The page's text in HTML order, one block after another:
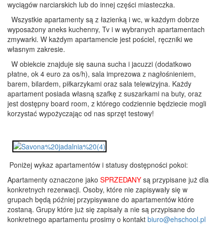
wyciągów narciarskich lub do innej części miasteczka.
Wszystkie apartamenty są z łazienką i wc, w każdym dobrze
wyposażony aneks kuchenny, Tv i w wybranych apartamentach
zmywarki. W każdym apartamencie jest pościel, ręczniki we
własnym zakresie.
W obiekcie znajduje się sauna sucha i jacuzzi (dodatkowo
płatne, ok 4 euro za os/h), sala imprezowa z nagłośnieniem,
barem, bilardem, piłkarzykami oraz sala telewizyjna. Każdy
apartament posiada własną szafkę z suszarkami na buty, oraz
jest dostępny board room, z którego codziennie będziecie mogli
korzystać wypożyczając od nas sprzęt testowy!
Poniżej wykaz apartamentów i statusy dostępności pokoi:
Apartamenty oznaczone jako SPRZEDANY są przypisane już dla
konkretnych rezerwacji. Osoby, które nie zapisywały się w
grupach będą później przypisywane do apartamentów które
zostaną. Grupy które już się zapisały a nie są przypisane do
konkretnego apartamentu prosimy o kontakt biuro@ehschool.pl